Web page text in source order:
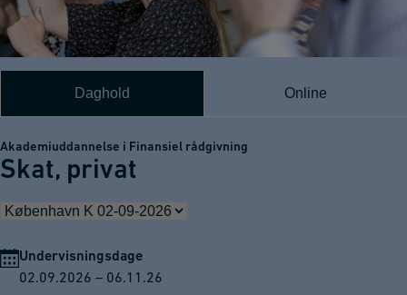
Daghold Online
Akademiuddannelse i Finansiel rådgivning
Skat, privat
Undervisningsdage
02.09.2026 – 06.11.26